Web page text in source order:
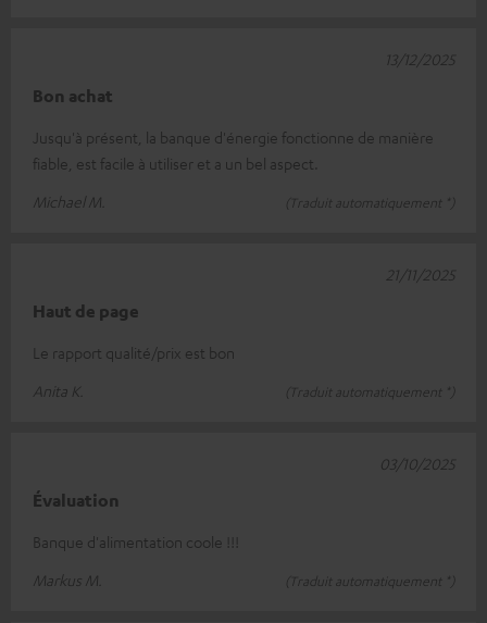
Bon achat
Jusqu'à présent, la banque d'énergie fonctionne de manière
fiable, est facile à utiliser et a un bel aspect.
Michael M.
(Traduit automatiquement *)
13/12/2025
Haut de page
Le rapport qualité/prix est bon
Anita K.
(Traduit automatiquement *)
21/11/2025
Évaluation
Banque d'alimentation coole !!!
Markus M.
(Traduit automatiquement *)
03/10/2025